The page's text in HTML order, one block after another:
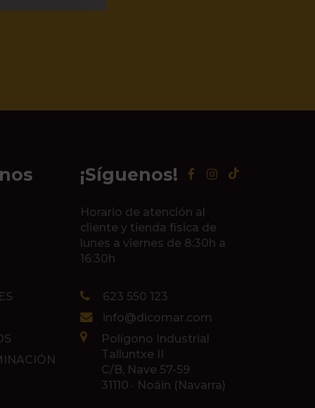
¡Síguenos!
Horario de atención al
cliente y tienda física de
lunes a viernes de 8:30h a
16:30h
623 550 123
info@dicomar.com
Polígono Industrial
Talluntxe II
C/B, Nave 57-59
31110 · Noáin (Navarra)